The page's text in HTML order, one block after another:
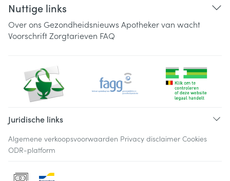
Nuttige links
Over ons Gezondheidsnieuws Apotheker van wacht
VoorschriftZorgtarieven FAQ
Juridische links
Algemene verkoopsvoorwaarden Privacy disclaimer Cookies
ODR-platform